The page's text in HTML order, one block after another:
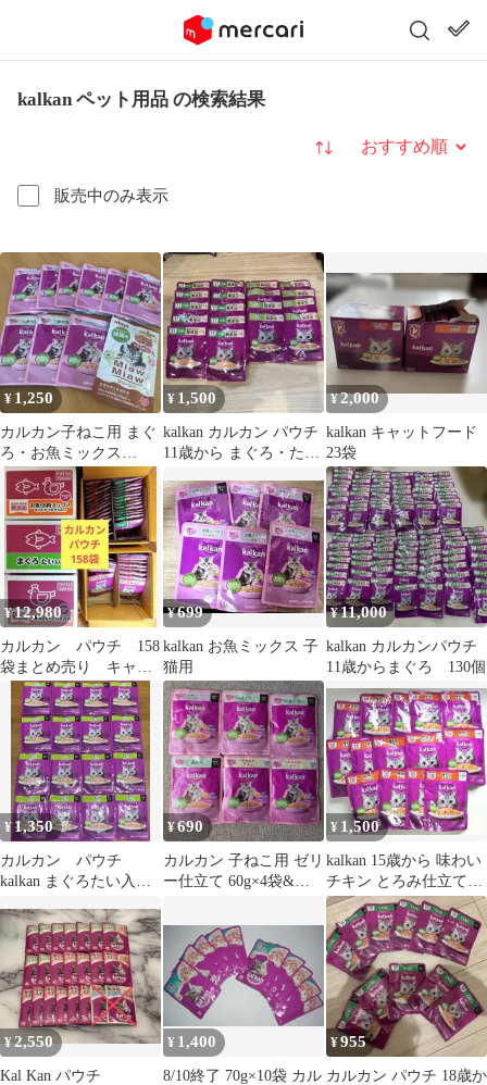
kalkan ペット用品 の検索結果
販売中のみ表示
並び替え
¥ 1,250
カルカン子ねこ用 まぐ
ろ・お魚ミックス
MiawMiaw 成猫用 合計
10袋
¥ 1,500
kalkan カルカン パウチ
11歳から まぐろ・たい
¥2,000
kalkan キャットフード
23袋
¥ 12,980
カルカン パウチ 158
袋まとめ売り キャッ
トフード ウエットフ
ード 総合栄養食
¥699
kalkan お魚ミックス 子
猫用
¥11,000
kalkan カルカンパウチ
11歳からまぐろ 130個
¥1,350
カルカン パウチ
kalkan まぐろたい入り
¥690
カルカン 子ねこ用 ゼリ
ー仕立て 60g×4袋&と
60g×2袋
¥ 1,500
kalkan 15歳から 味わい
チキン とろみ仕立て
60g×14袋
¥2,550
Kal Kan パウチ
¥ 1,400
8/10終了 70g×10袋 カル
¥955
カルカン パウチ 18歳か